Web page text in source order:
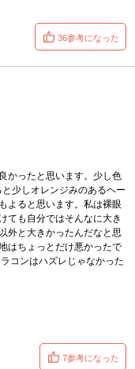
36参考になった
かったと思います。少し色
少しオレンジみのあるヘー
よると思います。私は裸眼
ても自分ではそんなに大き
外と大きかったんだなと思
はちょっとだけ悪かったで
コンはハズレじゃなかった
7参考になった